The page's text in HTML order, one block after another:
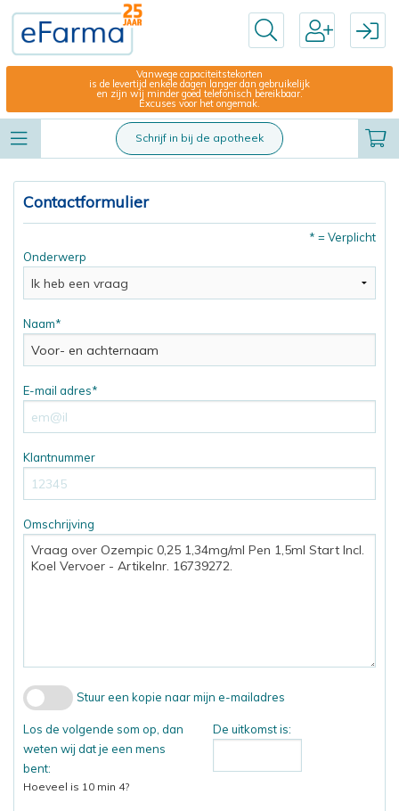
Vanwege capaciteitstekorten
is de levertijd enkele dagen langer dan gebruikelijk
en zijn wij minder goed telefonisch bereikbaar.
Excuses voor het ongemak.
Schrijf in bij de apotheek
Contactformulier
* = Verplicht
Onderwerp
Naam*
E-mail adres*
Klantnummer
Omschrijving
Stuur een kopie naar mijn e-mailadres
Los de volgende som op, dan
weten wij dat je een mens
bent:
Hoeveel is 10 min 4?
De uitkomst is: